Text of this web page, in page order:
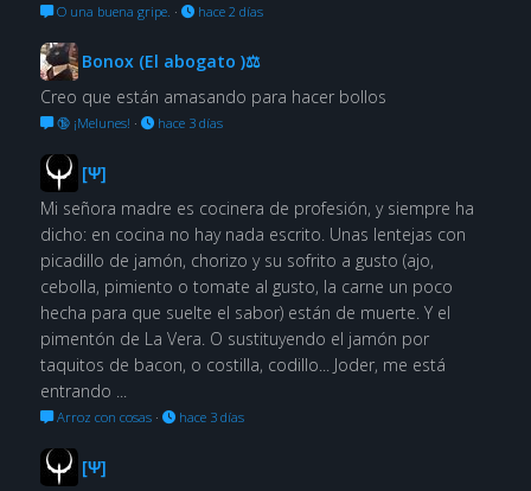
O una buena gripe. · hace 2 días
Bonox (El abogato )⚖
Creo que están amasando para hacer bollos
🔞 ¡Melunes! · hace 3 días
[Ψ]
Mi señora madre es cocinera de profesión, y siempre ha
dicho: en cocina no hay nada escrito. Unas lentejas con
picadillo de jamón, chorizo y su sofrito a gusto (ajo,
cebolla, pimiento o tomate al gusto, la carne un poco
hecha para que suelte el sabor) están de muerte. Y el
pimentón de La Vera. O sustituyendo el jamón por
taquitos de bacon, o costilla, codillo... Joder, me está
entrando ...
Arroz con cosas· hace 3 días
[Ψ]